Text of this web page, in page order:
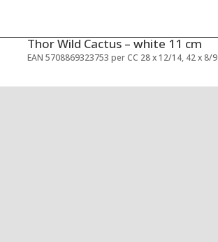
Thor Wild Cactus – white 11 cm
EAN 5708869323753 per CC 28 x 12/14, 42 x 8/9